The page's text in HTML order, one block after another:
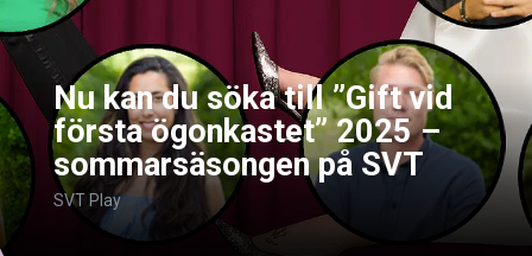
Nu kan du söka till ”Gift vid
första ögonkastet” 2025 –
sommarsäsongen på SVT
SVT Play